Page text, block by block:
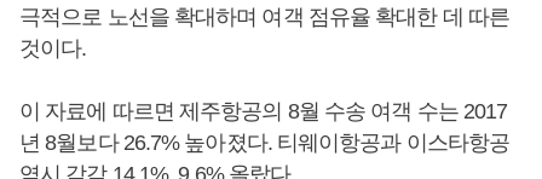
극적으로 노선을 확대하며 여객 점유율 확대한 데 따른
것이다.
이 자료에 따르면 제주항공의 8월 수송 여객 수는 2017
년 8월보다 26.7% 높아졌다. 티웨이항공과 이스타항공